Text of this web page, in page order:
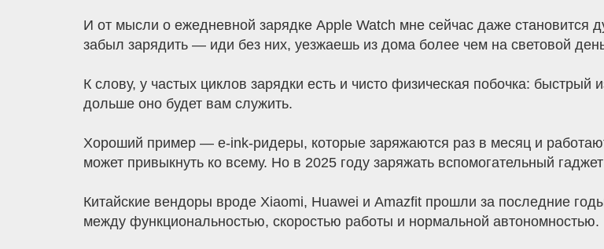
И от мысли о ежедневной зарядке Apple Watch мне сейчас даже становится
забыл зарядить — иди без них, уезжаешь из дома более чем на световой
К слову, у частых циклов зарядки есть и чисто физическая побочка:
дольше оно будет вам служить.
Хороший пример — e-ink-ридеры, которые заряжаются раз в месяц и
может привыкнуть ко всему. Но в 2025 году заряжать вспомогательный
Китайские вендоры вроде Xiaomi, Huawei и Amazfit прошли за последние
между функциональностью, скоростью работы и нормальной автономностью.